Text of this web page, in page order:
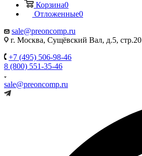
Корзина0
Отложенные0
sale@preoncomp.ru
г. Москва, Сущёвский Вал, д.5, стр.20
+7 (495) 506-98-46
8 (800) 551-35-46
sale@preoncomp.ru